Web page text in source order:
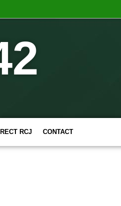
RCJ CONTACT